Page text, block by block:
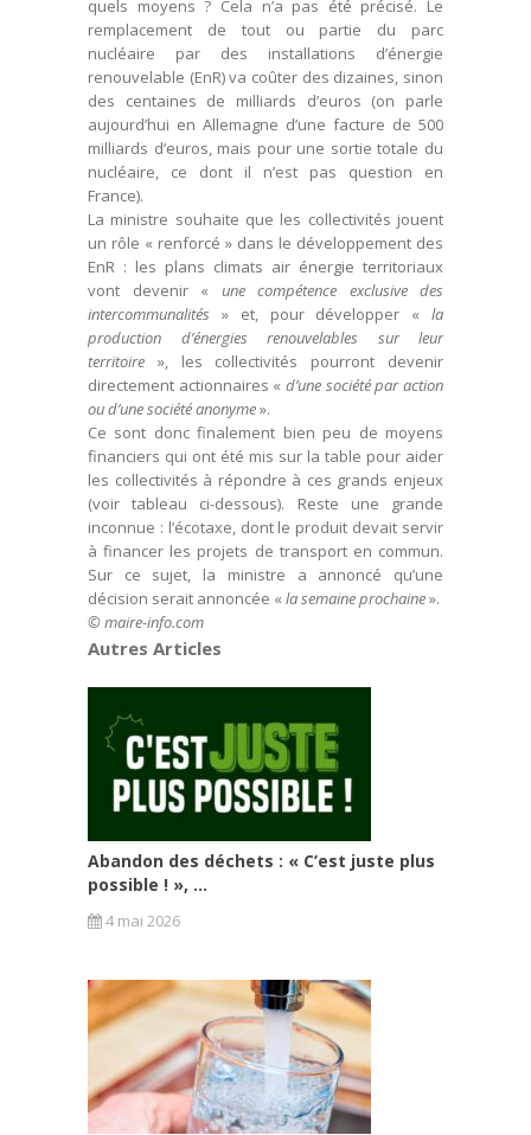
quels moyens ? Cela n’a pas été précisé. Le
remplacement de tout ou partie du parc
nucléaire par des installations d’énergie
renouvelable (EnR) va coûter des dizaines, sinon
des centaines de milliards d’euros (on parle
aujourd’hui en Allemagne d’une facture de 500
milliards d’euros, mais pour une sortie totale du
nucléaire, ce dont il n’est pas question en
France).
La ministre souhaite que les collectivités jouent
un rôle « renforcé » dans le développement des
EnR : les plans climats air énergie territoriaux
vont devenir « une compétence exclusive des
intercommunalités » et, pour développer « la
production d’énergies renouvelables sur leur
territoire », les collectivités pourront devenir
directement actionnaires « d’une société par action
ou d’une société anonyme».
Ce sont donc finalement bien peu de moyens
financiers qui ont été mis sur la table pour aider
les collectivités à répondre à ces grands enjeux
(voir tableau ci-dessous). Reste une grande
inconnue : l’écotaxe, dont le produit devait servir
à financer les projets de transport en commun.
Sur ce sujet, la ministre a annoncé qu’une
décision serait annoncée « la semaine prochaine».
© maire-info.com
Autres Articles
Abandon des déchets : « C’est juste plus
possible ! », ...
4 mai 2026